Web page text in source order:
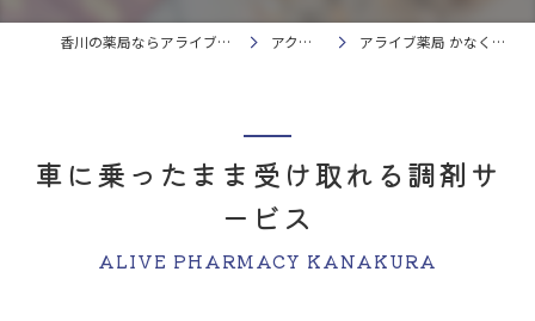
香川の薬局ならアライブ薬局 アクセス アライブ薬局 かなくら店
車に乗ったまま受け取れる調剤サ
ービス
ALIVE PHARMACY KANAKURA